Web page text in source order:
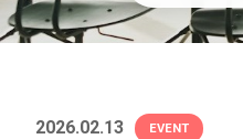
2026.02.13 EVENT